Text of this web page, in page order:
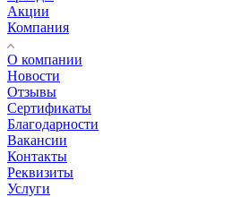
Акции
Компания
О компании
Новости
Отзывы
Сертификаты
Благодарности
Вакансии
Контакты
Реквизиты
Услуги